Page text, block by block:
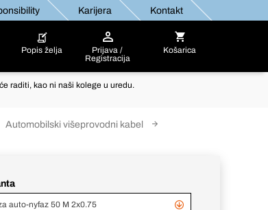
Karijera Kontakt
Popis želja
Prijava /
Registracija
Košarica
raditi, kao ni naši kolege u uredu.
Automobilski višeprovodni kabel
auto-nyfaz 50 M 2x0.75